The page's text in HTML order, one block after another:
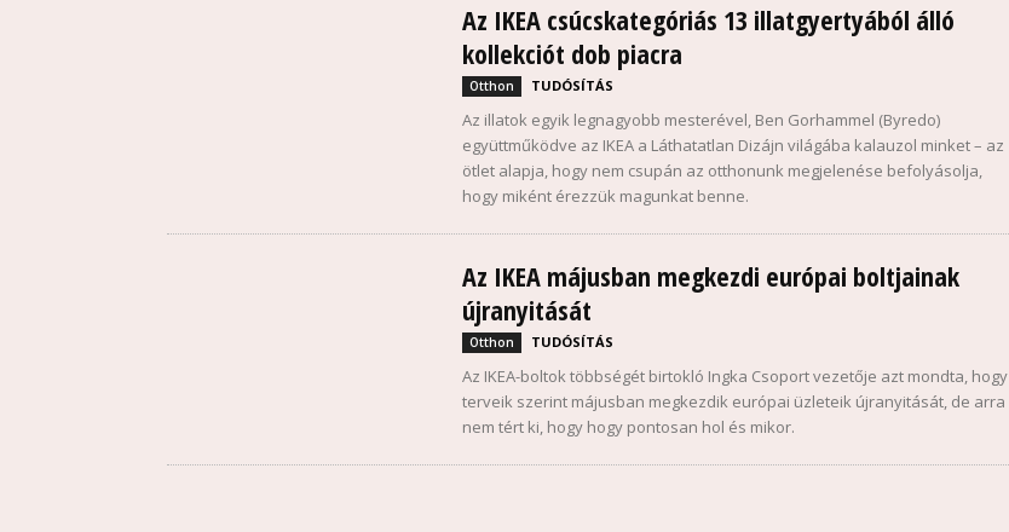
Az IKEA csúcskategóriás 13 illatgyertyából álló
kollekciót dob piacra
Otthon TUDÓSÍTÁS
Az illatok egyik legnagyobb mesterével, Ben Gorhammel (Byredo)
együttműködve az IKEA a Láthatatlan Dizájn világába kalauzol minket – az
ötlet alapja, hogy nem csupán az otthonunk megjelenése befolyásolja,
hogy miként érezzük magunkat benne.
Az IKEA májusban megkezdi európai boltjainak
újranyitását
Otthon TUDÓSÍTÁS
Az IKEA-boltok többségét birtokló Ingka Csoport vezetője azt mondta, hogy
terveik szerint májusban megkezdik európai üzleteik újranyitását, de arra
nem tért ki, hogy hogy pontosan hol és mikor.